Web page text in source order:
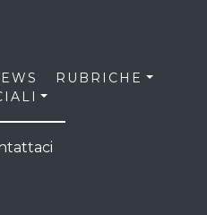
RUBRICHE